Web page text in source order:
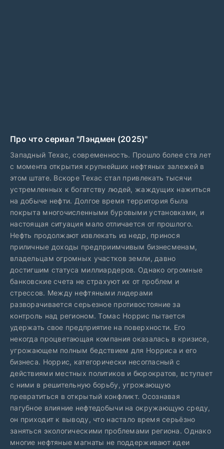
Про что сериал "Лэндмен (2025)"
Западный Техас, современность. Прошло более ста лет
с момента открытия крупнейших нефтяных залежей в
этом штате. Вскоре Техас стал привлекать тысячи
устремленных к богатству людей, жаждущих нажиться
на добыче нефти. Долгое время территория была
покрыта многочисленными буровыми установками, и
настоящая ситуация мало отличается от прошлого.
Нефть продолжают извлекать из недр, принося
приличные доходы предприимчивым бизнесменам,
владельцам огромных участков земли, давно
достигшим статуса миллиардеров. Однако огромные
банковские счета не страхуют их от проблем и
стрессов. Между нефтяными лидерами
разворачивается серьезное противостояние за
контроль над регионом. Томас Норрис пытается
удержать свое предприятие на поверхности. Его
некогда процветающая компания оказалась в кризисе,
угрожающем полным бедствием для Норриса и его
бизнеса. Норрис, категорически несогласный с
действиями местных политиков и бюрократов, вступает
с ними в решительную борьбу, угрожающую
превратиться в открытый конфликт. Осознавая
пагубное влияние нефтедобычи на окружающую среду,
он приходит к выводу, что настало время серьёзно
заняться экологическими проблемами региона. Однако
многие нефтяные магнаты не поддерживают идеи